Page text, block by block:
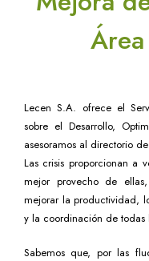
Lecen S.A. ofrece el
sobre el Desarrollo,
asesoramos al directorio
Las crisis proporcionan a
mejor provecho de
mejorar la productividad,
y la coordinación de todas
Sabemos que, por las